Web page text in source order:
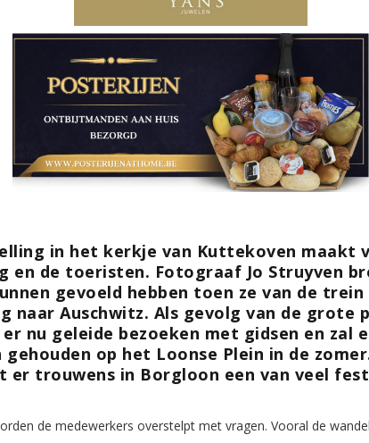
in het kerkje van Kuttekoven maakt
en de toeristen. Fotograaf Jo Struyven
gevoeld hebben toen ze van de
naar Auschwitz. Als gevolg van de grote
nu geleide bezoeken met gidsen en zal
op het Loonse Plein in de
er trouwens in Borgloon een van veel
de medewerkers overstelpt met vragen. Vooral de